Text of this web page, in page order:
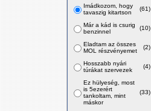
Imádkozom, hogy
tavaszig kitartson
(61)
Már a kád is csurig
benzinnel
(10)
Eladtam az összes
MOL részvényemet
(2)
Hosszabb nyári
túrákat szervezek
(4)
Ez hülyeség, most
is 5ezerért
tankoltam, mint
máskor
(33)